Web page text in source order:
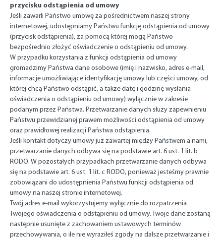
przycisku odstąpienia od umowy
Jeśli zawarli Państwo umowę za pośrednictwem naszej strony
internetowej, udostępniamy Państwu funkcję odstąpienia od umowy
(przycisk odstąpienia), za pomocą której mogą Państwo
bezpośrednio złożyć oświadczenie o odstąpieniu od umowy.
W przypadku korzystania z funkcji odstąpienia od umowy
gromadzimy Państwa dane osobowe (imię i nazwisko, adres e-mail,
informacje umożliwiające identyfikację umowy lub części umowy, od
której chcą Państwo odstąpić, a także datę i godzinę wysłania
oświadczenia o odstąpieniu od umowy) wyłącznie w zakresie
podanym przez Państwa. Przetwarzanie danych służy zapewnieniu
Państwu przewidzianej prawem możliwości odstąpienia od umowy
oraz prawidłowej realizacji Państwa odstąpienia.
Jeśli kontakt dotyczy umowy już zawartej między Państwem a nami,
przetwarzanie danych odbywa się na podstawie art. 6 ust. 1 lit. b
RODO. W pozostałych przypadkach przetwarzanie danych odbywa
się na podstawie art. 6 ust. 1 lit. c RODO, ponieważ jesteśmy prawnie
zobowiązani do udostępnienia Państwu funkcji odstąpienia od
umowy na naszej stronie internetowej.
Twój adres e-mail wykorzystujemy wyłącznie do rozpatrzenia
Twojego oświadczenia o odstąpieniu od umowy. Twoje dane zostaną
następnie usunięte z zachowaniem ustawowych terminów
przechowywania, o ile nie wyraziłeś zgody na dalsze przetwarzanie i